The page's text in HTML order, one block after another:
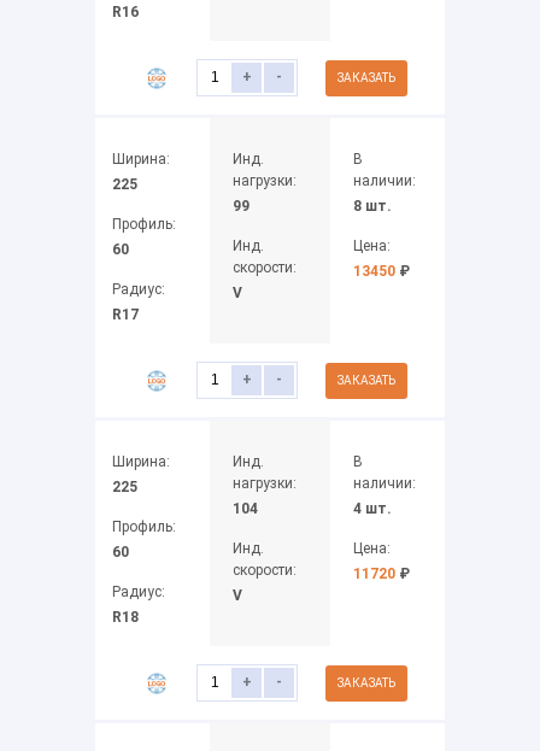
R16
+ - ЗАКАЗАТЬ
Ширина:
225
Профиль:
60
Радиус:
R17
Инд.
нагрузки:
99
Инд.
скорости:
V
В
наличии:
8 шт.
Цена:
13450 ₽
+ - ЗАКАЗАТЬ
Ширина:
225
Профиль:
60
Радиус:
R18
Инд.
нагрузки:
104
Инд.
скорости:
V
В
наличии:
4 шт.
Цена:
11720 ₽
+ - ЗАКАЗАТЬ